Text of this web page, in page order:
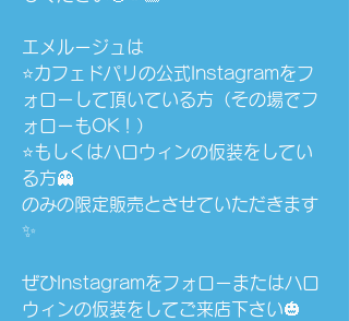
エメルージュは
⭐️カフェドパリの公式Instagramをフ
ォローして頂いている方（その場でフ
ォローもOK！）
⭐️もしくはハロウィンの仮装をしてい
る方👻
のみの限定販売とさせていただきます
✨
ぜひInstagramをフォローまたはハロ
ウィンの仮装をしてご来店下さい🎃